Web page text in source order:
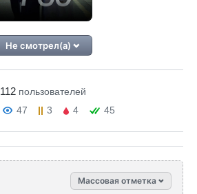
Не смотрел(а)
112 пользователей
47 3 4 45
Массовая отметка